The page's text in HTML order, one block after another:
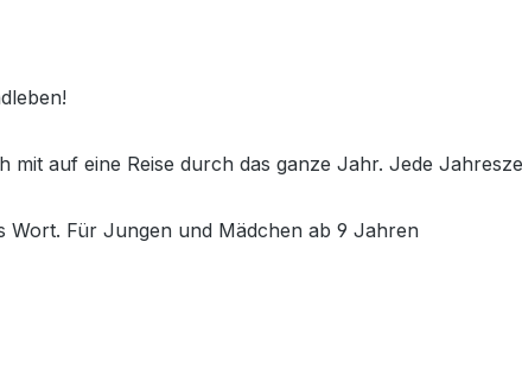
mit auf eine Reise durch das ganze Jahr. Jede
Wort. Für Jungen und Mädchen ab 9 Jahren